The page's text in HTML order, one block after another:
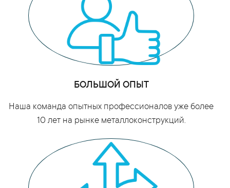
БОЛЬШОЙ ОПЫТ
Наша команда опытных профессионалов уже более
10 лет на рынке металлоконструкций.